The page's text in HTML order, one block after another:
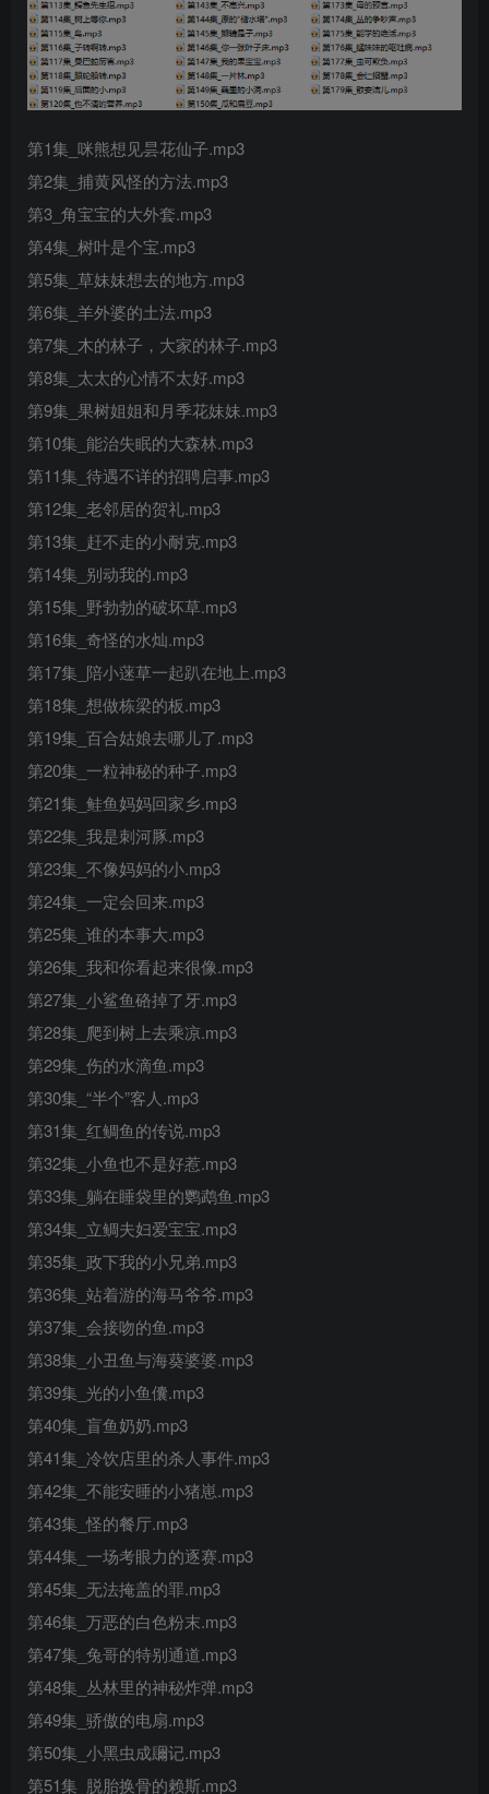
第1集_咪熊想见昙花仙子.mp3
第2集_捕黄风怪的方法.mp3
第3_角宝宝的大外套.mp3
第4集_树叶是个宝.mp3
第5集_草妹妹想去的地方.mp3
第6集_羊外婆的土法.mp3
第7集_木的林子，大家的林子.mp3
第8集_太太的心情不太好.mp3
第9集_果树姐姐和月季花妹妹.mp3
第10集_能治失眠的大森林.mp3
第11集_待遇不详的招聘启事.mp3
第12集_老邻居的贺礼.mp3
第13集_赶不走的小耐克.mp3
第14集_别动我的.mp3
第15集_野勃勃的破坏草.mp3
第16集_奇怪的水灿.mp3
第17集_陪小蒾草一起趴在地上.mp3
第18集_想做栋梁的板.mp3
第19集_百合姑娘去哪儿了.mp3
第20集_一粒神秘的种子.mp3
第21集_鲑鱼妈妈回家乡.mp3
第22集_我是刺河豚.mp3
第23集_不像妈妈的小.mp3
第24集_一定会回来.mp3
第25集_谁的本事大.mp3
第26集_我和你看起来很像.mp3
第27集_小鲨鱼硌掉了牙.mp3
第28集_爬到树上去乘凉.mp3
第29集_伤的水滴鱼.mp3
第30集_“半个”客人.mp3
第31集_红鲷鱼的传说.mp3
第32集_小鱼也不是好惹.mp3
第33集_躺在睡袋里的鹦鹉鱼.mp3
第34集_立鲷夫妇爱宝宝.mp3
第35集_政下我的小兄弟.mp3
第36集_站着游的海马爷爷.mp3
第37集_会接吻的鱼.mp3
第38集_小丑鱼与海葵婆婆.mp3
第39集_光的小鱼儾.mp3
第40集_盲鱼奶奶.mp3
第41集_冷饮店里的杀人事件.mp3
第42集_不能安睡的小猪崽.mp3
第43集_怪的餐厅.mp3
第44集_一场考眼力的逐赛.mp3
第45集_无法掩盖的罪.mp3
第46集_万恶的白色粉末.mp3
第47集_兔哥的特别通道.mp3
第48集_丛林里的神秘炸弹.mp3
第49集_骄傲的电扇.mp3
第50集_小黑虫成镾记.mp3
第51集_脱胎换骨的赖斯.mp3